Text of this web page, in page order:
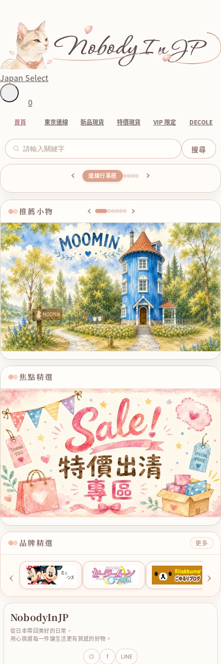
Japan Select
0
首頁 東京連線 新品現貨 特價現貨 VIP 限定 DECOLE
連線行事曆
推薦小物
品牌精選 更多
‹ ›
NobodyInJP
從日本帶回美好的日常，
用心挑選每一件讓生活更有質感的好物。
◎ f LINE